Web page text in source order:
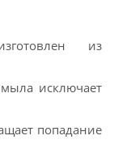
из
исключает
попадание